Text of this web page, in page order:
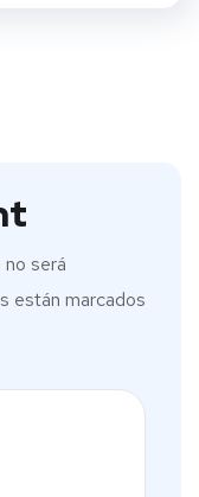
será
están marcados